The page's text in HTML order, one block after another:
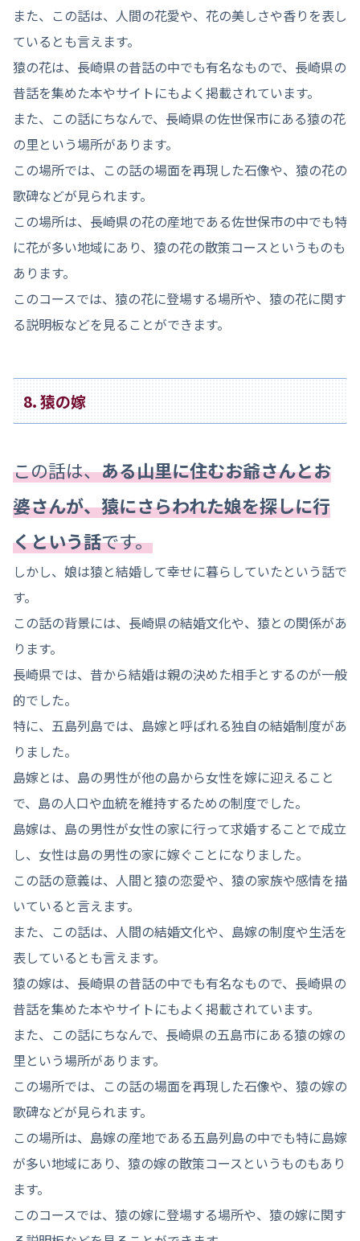
また、この話は、人間の花愛や、花の美しさや香りを表し
ているとも言えます。
猿の花は、長崎県の昔話の中でも有名なもので、長崎県の
昔話を集めた本やサイトにもよく掲載されています。
また、この話にちなんで、長崎県の佐世保市にある猿の花
の里という場所があります。
この場所では、この話の場面を再現した石像や、猿の花の
歌碑などが見られます。
この場所は、長崎県の花の産地である佐世保市の中でも特
に花が多い地域にあり、猿の花の散策コースというものも
あります。
このコースでは、猿の花に登場する場所や、猿の花に関す
る説明板などを見ることができます。
8. 猿の嫁
この話は、ある山里に住むお爺さんとお
婆さんが、猿にさらわれた娘を探しに行
くという話です。
しかし、娘は猿と結婚して幸せに暮らしていたという話で
す。
この話の背景には、長崎県の結婚文化や、猿との関係があ
ります。
長崎県では、昔から結婚は親の決めた相手とするのが一般
的でした。
特に、五島列島では、島嫁と呼ばれる独自の結婚制度があ
りました。
島嫁とは、島の男性が他の島から女性を嫁に迎えること
で、島の人口や血統を維持するための制度でした。
島嫁は、島の男性が女性の家に行って求婚することで成立
し、女性は島の男性の家に嫁ぐことになりました。
この話の意義は、人間と猿の恋愛や、猿の家族や感情を描
いていると言えます。
また、この話は、人間の結婚文化や、島嫁の制度や生活を
表しているとも言えます。
猿の嫁は、長崎県の昔話の中でも有名なもので、長崎県の
昔話を集めた本やサイトにもよく掲載されています。
また、この話にちなんで、長崎県の五島市にある猿の嫁の
里という場所があります。
この場所では、この話の場面を再現した石像や、猿の嫁の
歌碑などが見られます。
この場所は、島嫁の産地である五島列島の中でも特に島嫁
が多い地域にあり、猿の嫁の散策コースというものもあり
ます。
このコースでは、猿の嫁に登場する場所や、猿の嫁に関す